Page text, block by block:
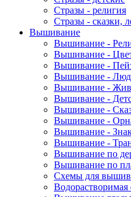
Стразы - религия
Стразы - сказки,
Вышивание
Вышивание -
Вышивание -
Вышивание -
Вышивание -
Вышивание -
Вышивание -
Вышивание -
Вышивание -
Вышивание -
Вышивание -
Вышивание по
Вышивание по
Схемы для
Водорастворимая